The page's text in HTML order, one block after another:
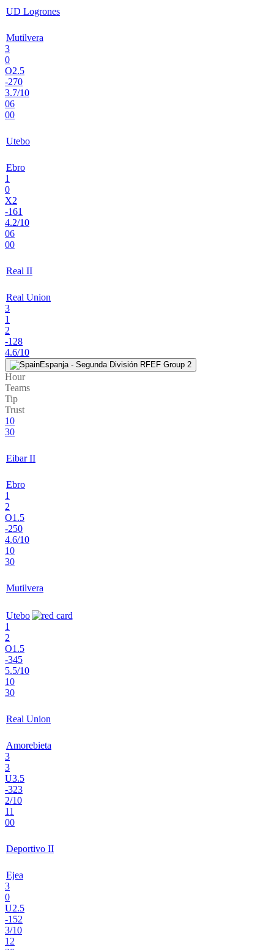
UD Logrones
Mutilvera
3
0
O2.5
-270
3.7/10
06
00
Utebo
Ebro
1
0
X2
-161
4.2/10
06
00
Real II
Real Union
3
1
2
-128
4.6/10
Espanja - Segunda División RFEF Group 2
Hour
Teams
Tip
Trust
10
30
Eibar II
Ebro
1
2
O1.5
-250
4.6/10
10
30
Mutilvera
Utebo
1
2
O1.5
-345
5.5/10
10
30
Real Union
Amorebieta
3
3
U3.5
-323
2/10
11
00
Deportivo II
Ejea
3
0
U2.5
-152
3/10
12